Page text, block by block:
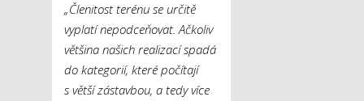
„Členitost terénu se určitě
vyplatí nepodceňovat. Ačkoliv
většina našich realizací spadá
do kategorií, které počítají
s větší zástavbou, a tedy více